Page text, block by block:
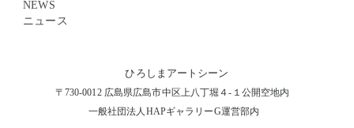
ひろしまアートシーン
〒730-0012 広島県広島市中区上八丁堀４-１公開空地内
一般社団法人HAPギャラリーG運営部内
NEWS
ニュース